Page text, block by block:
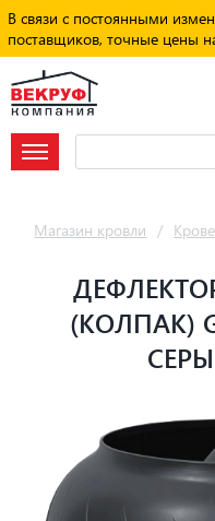
В связи с постоянными
поставщиков, точные цены
Магазин кровли /
(КОЛПАК)